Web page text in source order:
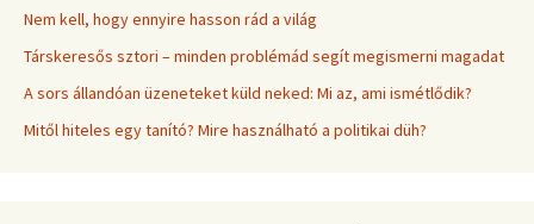
Nem kell, hogy ennyire hasson rád a világ
Társkeresős sztori – minden problémád segít megismerni magadat
A sors állandóan üzeneteket küld neked: Mi az, ami ismétlődik?
Mitől hiteles egy tanító? Mire használható a politikai düh?